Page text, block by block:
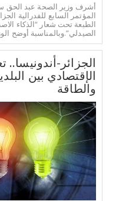
أشرف وزير الصحة عبد الحق
المؤتمر السابع للفدرالية
الطبعة تحت شعار “الذكاء
الصيدلي”.وبالمناسبة أوضح
الجزائر-أندونيسا..
الإقتصادي بين
والطاقة